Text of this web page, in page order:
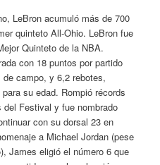
LeBron acumuló más de 700
quinteto All-Ohio. LeBron fue
Quinteto de la NBA.
con 18 puntos por partido
campo, y 6,2 rebotes,
su edad. Rompió récords
Festival y fue nombrado
con su dorsal 23 en
a Michael Jordan (pese
James eligió el número 6 que